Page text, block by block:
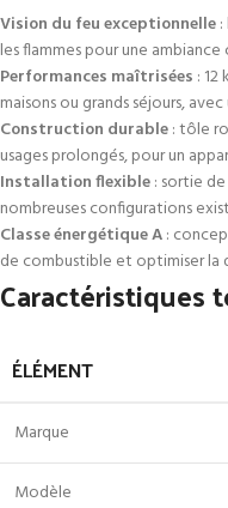
Vision du feu exceptionnelle
les flammes pour une
Performances maîtrisées :
maisons ou grands séjours,
Construction durable: tôle
usages prolongés, pour un
Installation flexible: sortie
nombreuses configurations
Classe énergétique A:
de combustible et optimiser la
Caractéristiques
ÉLÉMENT
Marque
Modèle